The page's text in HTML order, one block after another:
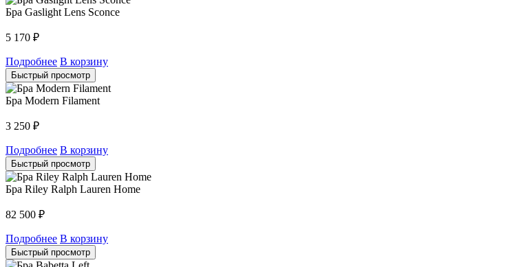
Бра Gaslight Lens Sconce
5 170 ₽
Подробнее В корзину
Быстрый просмотр
Бра Modern Filament
3 250 ₽
Подробнее В корзину
Быстрый просмотр
Бра Riley Ralph Lauren Home
82 500 ₽
Подробнее В корзину
Быстрый просмотр